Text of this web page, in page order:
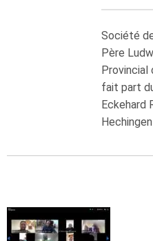
Société
Père
Provincial
fait part
Eckehard